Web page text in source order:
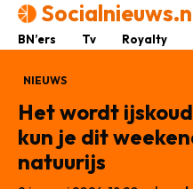
BN’ers Tv Royalty
NIEUWS
Het wordt
kun je dit
natuurijs